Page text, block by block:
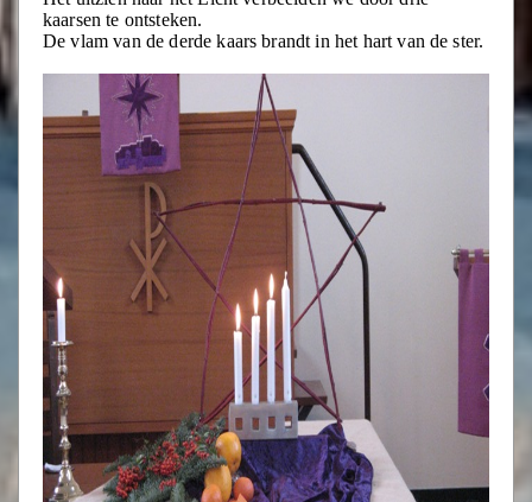
kaarsen te ontsteken.
De vlam van de derde kaars brandt in het hart van de ster.